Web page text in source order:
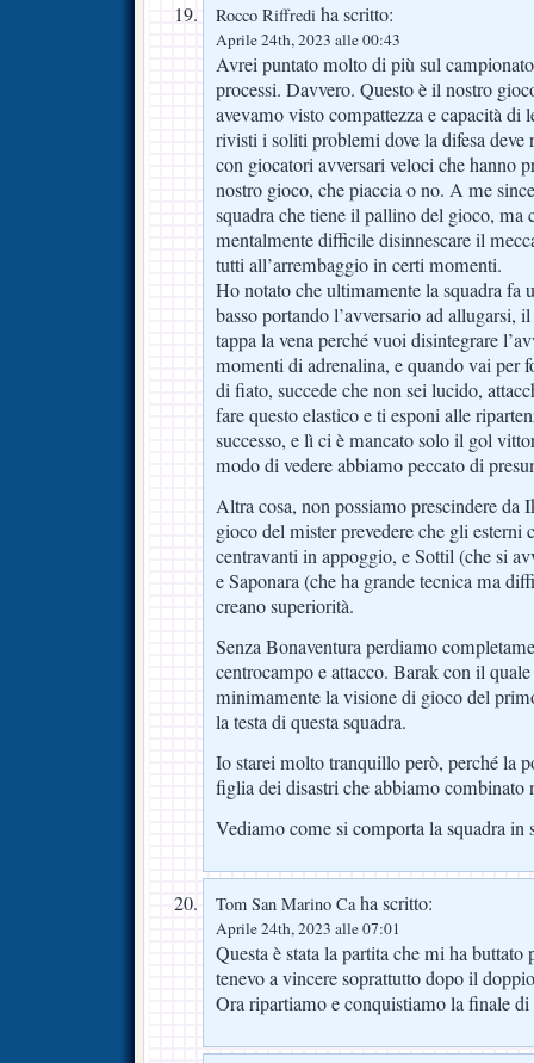
Rocco Riffredi ha scritto:
Aprile 24th, 2023 alle 00:43
Avrei puntato molto di più sul
processi. Davvero. Questo è il nostro
avevamo visto compattezza e capacità di
rivisti i soliti problemi dove la difesa deve
con giocatori avversari veloci che hanno
nostro gioco, che piaccia o no. A me
squadra che tiene il pallino del gioco, ma
mentalmente difficile disinnescare il
tutti all’arrembaggio in certi momenti.
Ho notato che ultimamente la squadra fa
basso portando l’avversario ad allugarsi,
tappa la vena perché vuoi disintegrare
momenti di adrenalina, e quando vai per
di fiato, succede che non sei lucido,
fare questo elastico e ti esponi alle
successo, e lì ci è mancato solo il gol
modo di vedere abbiamo peccato di
Altra cosa, non possiamo prescindere da
gioco del mister prevedere che gli esterni
centravanti in appoggio, e Sottil (che si
e Saponara (che ha grande tecnica ma
creano superiorità.
Senza Bonaventura perdiamo
centrocampo e attacco. Barak con il
minimamente la visione di gioco del
la testa di questa squadra.
Io starei molto tranquillo però, perché la
figlia dei disastri che abbiamo combinato
Vediamo come si comporta la squadra in
Tom San Marino Caha scritto:
Aprile 24th, 2023 alle 07:01
Questa è stata la partita che mi ha
tenevo a vincere soprattutto dopo il
Ora ripartiamo e conquistiamo la finale